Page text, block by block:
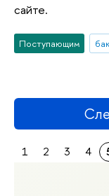
сайте.
Поступающим
1 2 3 4